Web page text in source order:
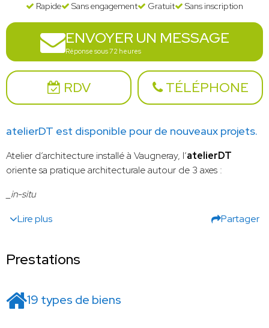
Rapide Sans engagement Gratuit Sans inscription
ENVOYER UN MESSAGE
Réponse sous 72 heures
RDV TÉLÉPHONE
atelierDT est disponible pour de nouveaux projets.
Atelier d’architecture installé à Vaugneray, l’atelierDT
oriente sa pratique architecturale autour de 3 axes :
_in-situ
Lire plus
Partager
Prestations
19 types de biens